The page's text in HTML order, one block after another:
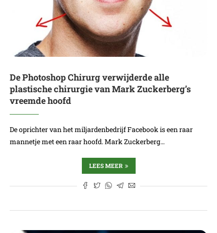
De Photoshop Chirurg verwijderde alle
plastische chirurgie van Mark Zuckerberg’s
vreemde hoofd
De oprichter van het miljardenbedrijf Facebook is een raar
mannetje met een raar hoofd. Mark Zuckerberg…
LEES MEER